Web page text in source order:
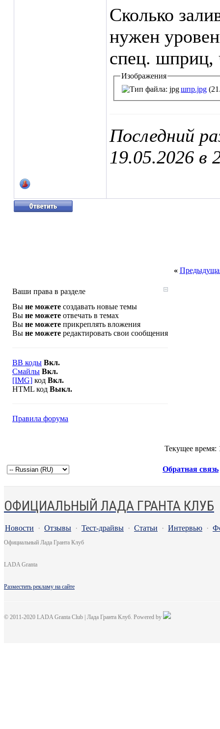
Сколько
нужен
спец. шприц,
Изображения
шпр.jpg
Последний
19.05.2026 в
«
Ваши права в разделе
Вы не можете создавать новые темы
Вы не можете отвечать в темах
Вы не можете прикреплять вложения
Вы не можете редактировать свои сообщения
BB коды Вкл.
Смайлы Вкл.
[IMG] код Вкл.
HTML код Выкл.
Правила форума
Текущее время:
Обратная связь
ОФИЦИАЛЬНЫЙ ЛАДА ГРАНТА КЛУБ
Новости · Отзывы · Тест-драйвы · Статьи · Интервью ·
Официальный Лада Гранта Клуб
LADA Granta
Разместить рекламу на сайте
© 2011-2020 LADA Granta Club | Лада Гранта Клуб. Powered by